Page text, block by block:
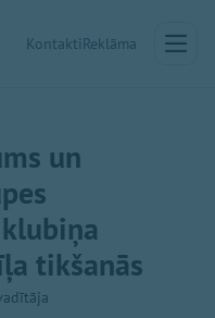
KontaktiReklāma
un
tikšanās